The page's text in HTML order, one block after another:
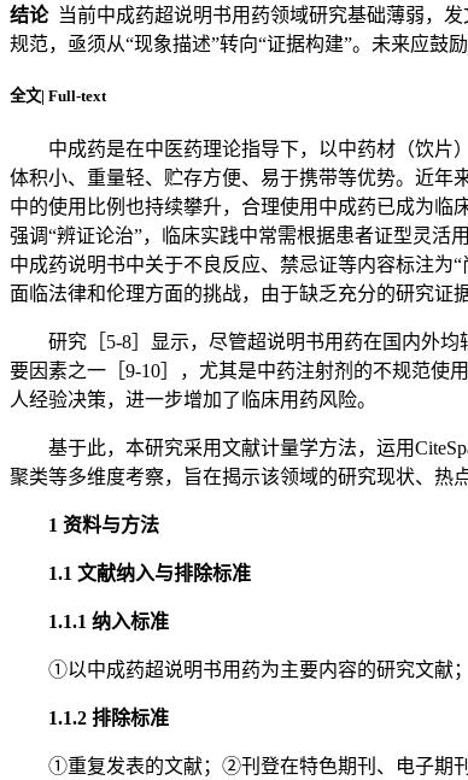
结论当前中成药超说明书用药领域研究基础薄弱，
规范，亟须从“现象描述”转向“证据构建”。未来应鼓
全文| Full-text
中成药是在中医药理论指导下，以中药材（饮片
体积小、重量轻、贮存方便、易于携带等优势。近年
中的使用比例也持续攀升，合理使用中成药已成为临
强调“辨证论治”，临床实践中常需根据患者证型灵
中成药说明书中关于不良反应、禁忌证等内容标注为
面临法律和伦理方面的挑战，由于缺乏充分的研究证
研究［5-8］显示，尽管超说明书用药在国内外
要因素之一［9-10］，尤其是中药注射剂的不规范使
人经验决策，进一步增加了临床用药风险。
基于此，本研究采用文献计量学方法，运用
聚类等多维度考察，旨在揭示该领域的研究现状、热
1 资料与方法
1.1 文献纳入与排除标准
1.1.1 纳入标准
①以中成药超说明书用药为主要内容的研究文献
1.1.2 排除标准
①重复发表的文献；②刊登在特色期刊、电子期